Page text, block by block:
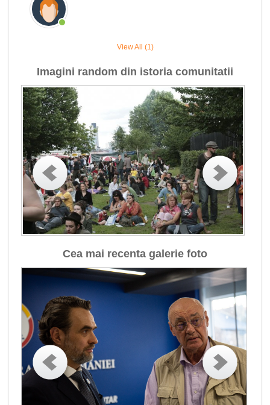
View All (1)
Imagini random din istoria comunitatii
Cea mai recenta galerie foto